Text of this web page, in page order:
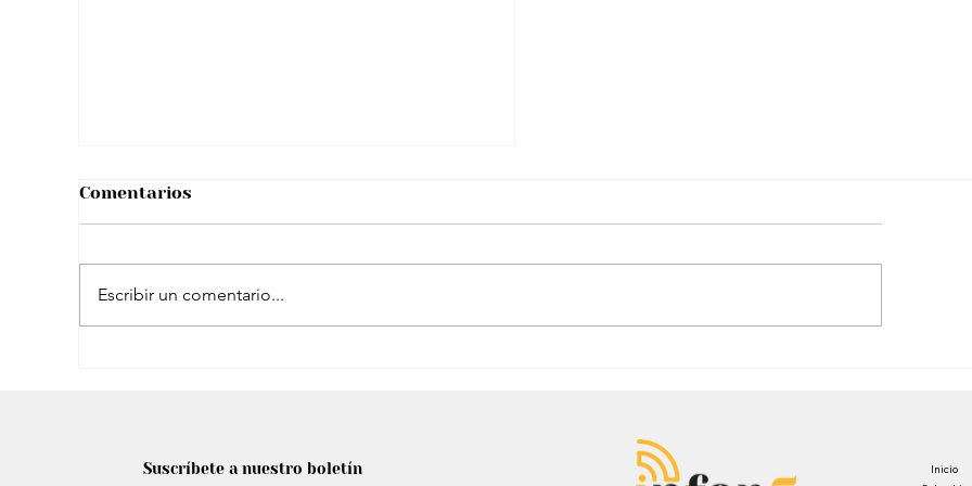
fórmula vicepresidencial?
Comentarios
Escribir un comentario...
Suscríbete a nuestro boletín
Inicio